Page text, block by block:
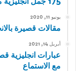
يونيو 11, 2020
مقالات قصيرة
أبريل 14, 2021
مع الاستماع